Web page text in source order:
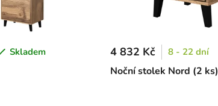
Skladem
Noční stolek Nord (2 ks)
4 832 Kč 8 - 22 dní